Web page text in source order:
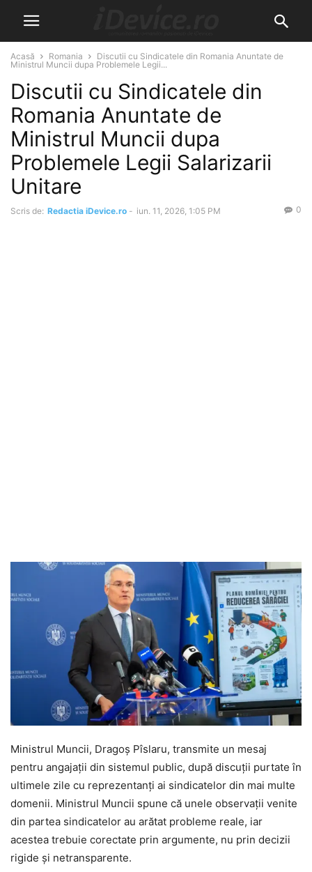
Acasă Romania
Discutii cu Sindicatele din Romania Anuntate de
Ministrul Muncii dupa Problemele Legii...
Discutii cu Sindicatele din
Romania Anuntate de
Ministrul Muncii dupa
Problemele Legii Salarizarii
Unitare
Scris de: Redactia iDevice.ro - iun. 11, 2026, 1:05 PM 0
Ministrul Muncii, Dragoș Pîslaru, transmite un mesaj
pentru angajații din sistemul public, după discuții purtate în
ultimele zile cu reprezentanți ai sindicatelor din mai multe
domenii. Ministrul Muncii spune că unele observații venite
din partea sindicatelor au arătat probleme reale, iar
acestea trebuie corectate prin argumente, nu prin decizii
rigide și netransparente.